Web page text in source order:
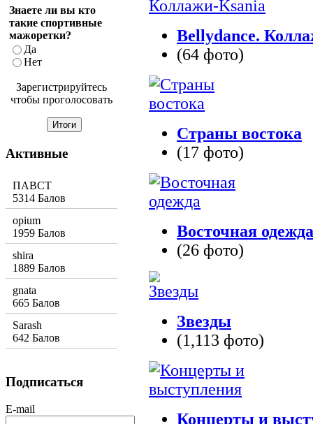
Bellydance.
(64 фото)
Страны востока
(17 фото)
Восточная одежда
(26 фото)
Звезды
(1,113 фото)
Концерты и
Знаете ли вы кто
такие спортивные
мажоретки?
Да
Нет
Зарегистрируйтесь
чтобы проголосовать
Активные
ПАВСТ
5314 Балов
opium
1959 Балов
shira
1889 Балов
gnata
665 Балов
Sarash
642 Балов
Подписаться
E-mail